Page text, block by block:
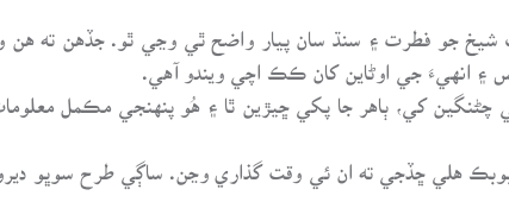
جو فطرت ۽ سنڌ سان پيار واضح ٿي وڃي ٿو. جڏهن ته هن
انهيءَ جي اوڻاين کان ڪڪ اچي ويندو آهي.
کي، ٻاهر جا پکي ڇيڙين ٿا ۽ هُو پنهنجي مڪمل
بوبڪ هلي ڇڏجي ته ان ئي وقت گذاري وڃن. ساڳي طرح سوڀو